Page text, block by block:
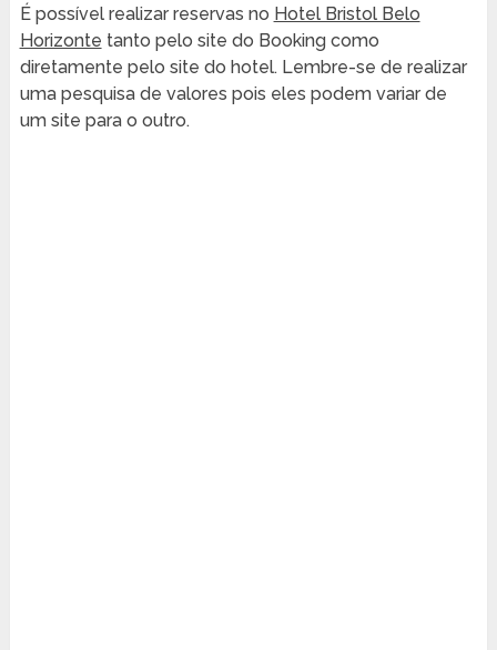
É possível realizar reservas no Hotel Bristol Belo
Horizonte tanto pelo site do Booking como
diretamente pelo site do hotel. Lembre-se de realizar
uma pesquisa de valores pois eles podem variar de
um site para o outro.